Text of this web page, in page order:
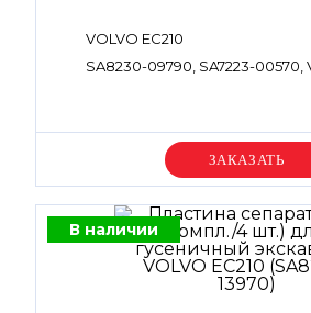
VOLVO EC210
SA8230-09790, SA7223-00570,
Уточняйте цену
В наличии